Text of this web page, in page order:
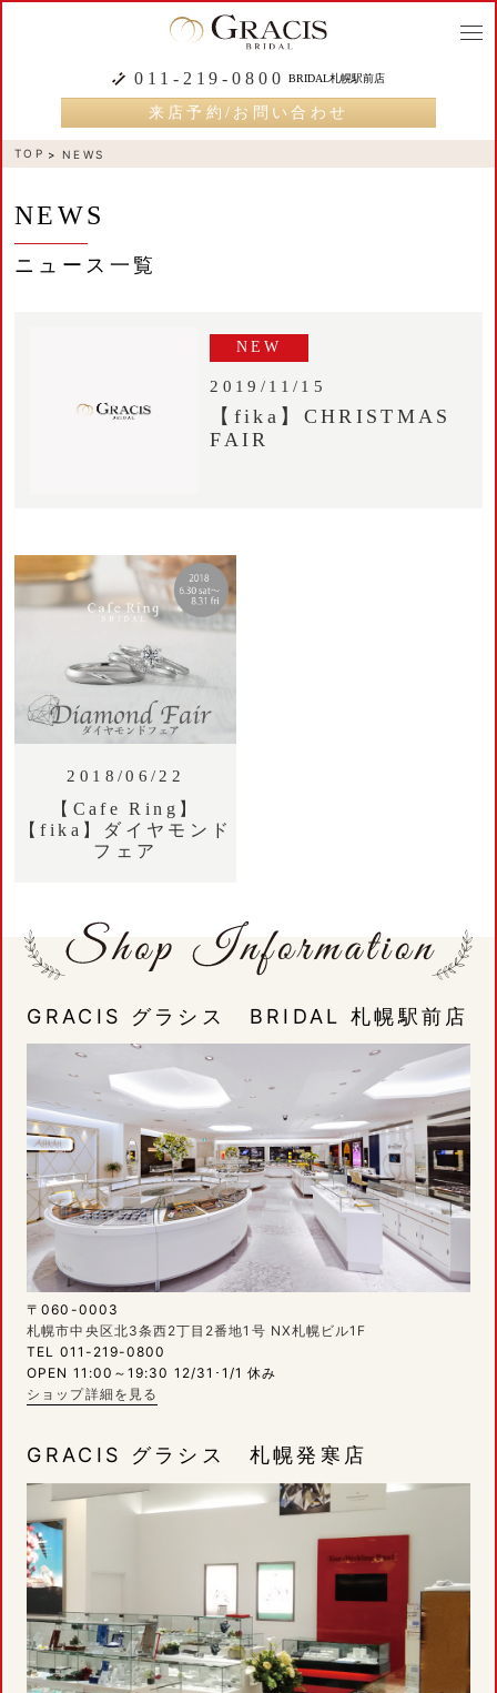
011-219-0800 BRIDAL札幌駅前店
来店予約/お問い合わせ
TOP NEWS
NEWS
ニュース一覧
NEW
2019/11/15
【fika】CHRISTMAS
FAIR
2018/06/22
【Cafe Ring】
【fika】ダイヤモンド
フェア
GRACIS グラシス BRIDAL 札幌駅前店
〒060-0003
札幌市中央区北3条西2丁目2番地1号 NX札幌ビル1F
TEL 011-219-0800
OPEN 11:00～19:30 12/31･1/1 休み
ショップ詳細を見る
GRACIS グラシス 札幌発寒店